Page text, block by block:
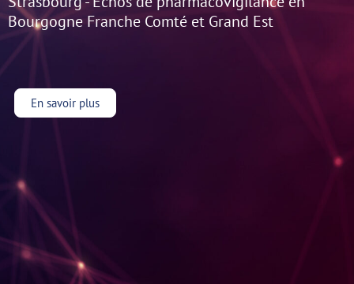
Bourgogne Franche Comté et Grand Est
En savoir plus